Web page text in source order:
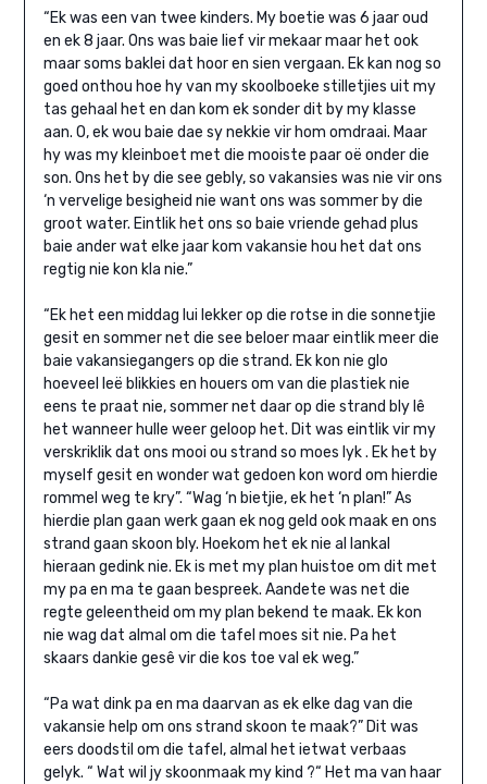
“Ek was een van twee kinders. My boetie was 6 jaar oud
en ek 8 jaar. Ons was baie lief vir mekaar maar het ook
maar soms baklei dat hoor en sien vergaan. Ek kan nog so
goed onthou hoe hy van my skoolboeke stilletjies uit my
tas gehaal het en dan kom ek sonder dit by my klasse
aan. O, ek wou baie dae sy nekkie vir hom omdraai. Maar
hy was my kleinboet met die mooiste paar oë onder die
son. Ons het by die see gebly, so vakansies was nie vir ons
‘n vervelige besigheid nie want ons was sommer by die
groot water. Eintlik het ons so baie vriende gehad plus
baie ander wat elke jaar kom vakansie hou het dat ons
regtig nie kon kla nie.”
“Ek het een middag lui lekker op die rotse in die sonnetjie
gesit en sommer net die see beloer maar eintlik meer die
baie vakansiegangers op die strand. Ek kon nie glo
hoeveel leë blikkies en houers om van die plastiek nie
eens te praat nie, sommer net daar op die strand bly lê
het wanneer hulle weer geloop het. Dit was eintlik vir my
verskriklik dat ons mooi ou strand so moes lyk . Ek het by
myself gesit en wonder wat gedoen kon word om hierdie
rommel weg te kry”. “Wag ‘n bietjie, ek het ‘n plan!” As
hierdie plan gaan werk gaan ek nog geld ook maak en ons
strand gaan skoon bly. Hoekom het ek nie al lankal
hieraan gedink nie. Ek is met my plan huistoe om dit met
my pa en ma te gaan bespreek. Aandete was net die
regte geleentheid om my plan bekend te maak. Ek kon
nie wag dat almal om die tafel moes sit nie. Pa het
skaars dankie gesê vir die kos toe val ek weg.”
“Pa wat dink pa en ma daarvan as ek elke dag van die
vakansie help om ons strand skoon te maak?” Dit was
eers doodstil om die tafel, almal het ietwat verbaas
gelyk. “ Wat wil jy skoonmaak my kind ?“ Het ma van haar